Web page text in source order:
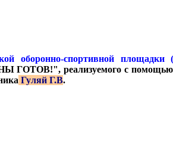
оборонно-спортивной
ГОТОВ!", реализуемого с помощью
Гуляй Г.В.